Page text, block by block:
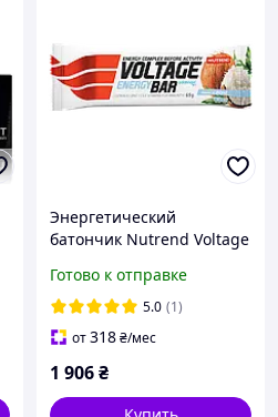
Энергетический
батончик Nutrend Voltage
Готово к отправке
5.0 (1)
от318₴/мес
1 906₴